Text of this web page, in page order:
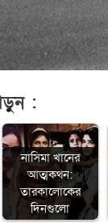
:
নাসিমা খানের
আত্মকথন:
তারকালোকের
দিনগুলো